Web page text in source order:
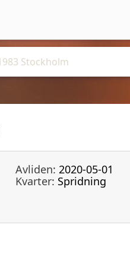
Avliden: 2020-05-01
Kvarter: Spridning